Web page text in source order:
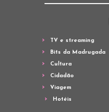
TV e streaming
Bits da Madrugada
Cultura
Cidadão
Viagem
Hotéis